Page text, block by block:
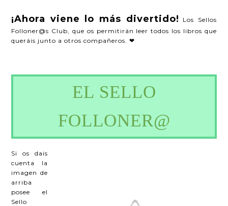
¡Ahora viene lo más divertido!
Los Sellos
Folloner@s Club, que os permitirán leer todos los libros que
queráis junto a otros compañeros. ❤
EL SELLO
FOLLONER@
Si os dais
cuenta la
imagen de
arriba
posee el
Sello